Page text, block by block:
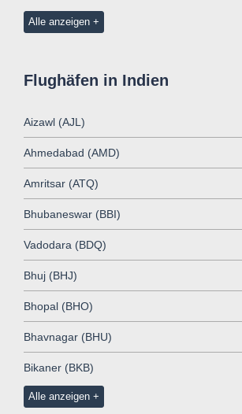
Alle anzeigen
Flughäfen in Indien
Aizawl (AJL)
Ahmedabad (AMD)
Amritsar (ATQ)
Bhubaneswar (BBI)
Vadodara (BDQ)
Bhuj (BHJ)
Bhopal (BHO)
Bhavnagar (BHU)
Bikaner (BKB)
Alle anzeigen